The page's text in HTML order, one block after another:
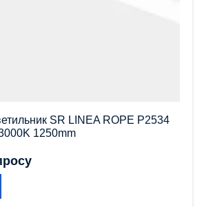
SR LINEA ROPE P2534
1250mm